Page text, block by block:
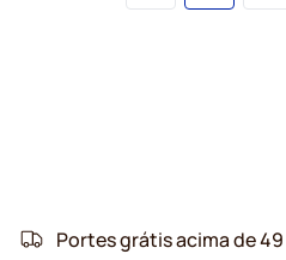
Portes grátis acima de